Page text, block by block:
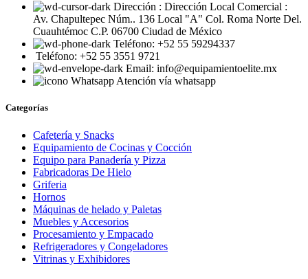
Dirección : Dirección Local Comercial :
Av. Chapultepec Núm.. 136 Local "A" Col. Roma Norte Del.
Cuauhtémoc C.P. 06700 Ciudad de México
Teléfono: +52 55 59294337
Teléfono: +52 55 3551 9721
Email: info@equipamientoelite.mx
Atención vía whatsapp
Categorías
Cafetería y Snacks
Equipamiento de Cocinas y Cocción
Equipo para Panadería y Pizza
Fabricadoras De Hielo
Griferia
Hornos
Máquinas de helado y Paletas
Muebles y Accesorios
Procesamiento y Empacado
Refrigeradores y Congeladores
Vitrinas y Exhibidores